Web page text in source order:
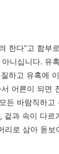
한다”고 함부
니십니다. 유
하고 유혹에
어른이 되면
든 바람직하
과 속이 다
리로 삼아 돋보